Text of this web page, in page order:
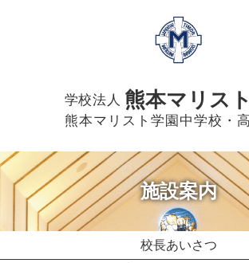
学校法人 熊本マリス
熊本マリスト学園中学校・
施設案内
校長あいさつ